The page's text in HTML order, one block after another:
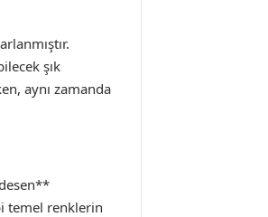
şık
aynı zamanda
temel renklerin